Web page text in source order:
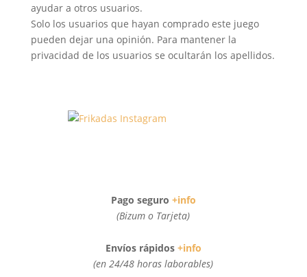
ayudar a otros usuarios.
Solo los usuarios que hayan comprado este juego
pueden dejar una opinión. Para mantener la
privacidad de los usuarios se ocultarán los apellidos.
Pago seguro +info
(Bizum o Tarjeta)
Envíos rápidos +info
(en 24/48 horas laborables)